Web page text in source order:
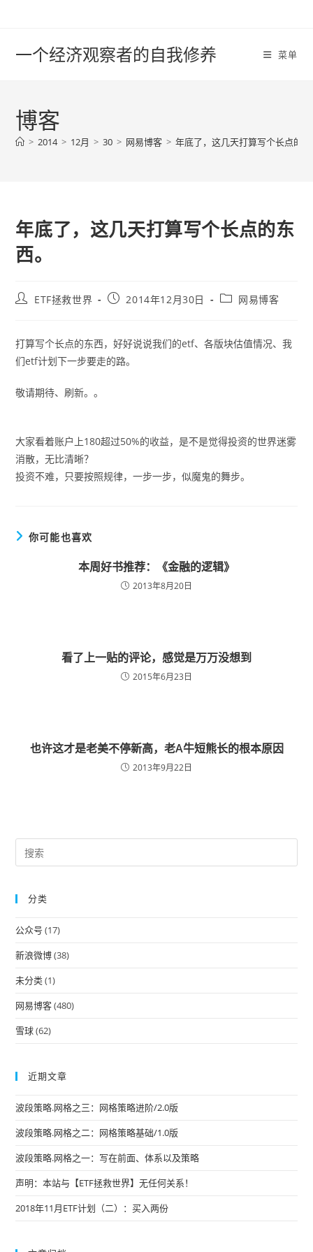
一个经济观察者的自我修养 菜单
博客
> 2014 > 12月 > 30 > 网易博客 > 年底了，这几天打算写个长点的
年底了，这几天打算写个长点的东
西。
PostETF拯救世界
Post2014年12月30日
Post网易博客
打算写个长点的东西，好好说说我们的etf、各版块估值情况、我
们etf计划下一步要走的路。
敬请期待、刷新。。
大家看着账户上180超过50%的收益，是不是觉得投资的世界迷雾
消散，无比清晰？
投资不难，只要按照规律，一步一步，似魔鬼的舞步。
你可能也喜欢
本周好书推荐：《金融的逻辑》
2013年8月20日
看了上一贴的评论，感觉是万万没想到
2015年6月23日
也许这才是老美不停新高，老A牛短熊长的根本原因
2013年9月22日
分类
公众号 (17)
新浪微博(38)
未分类(1)
网易博客(480)
雪球(62)
近期文章
波段策略.网格之三：网格策略进阶/2.0版
波段策略.网格之二：网格策略基础/1.0版
波段策略.网格之一：写在前面、体系以及策略
声明：本站与【ETF拯救世界】无任何关系！
2018年11月ETF计划（二）：买入两份